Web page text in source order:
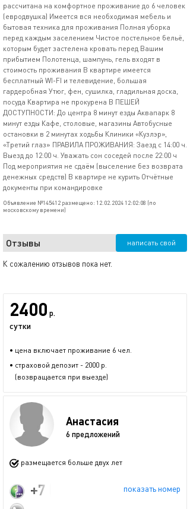
рассчитана на комфортное проживание до 6 человек
(евродвушка) Имеется вся необходимая мебель и
бытовая техника для проживания Полная уборка
перед каждым заселением Чистое постельное бельё,
которым будет застелена кровать перед Вашим
прибытием Полотенца, шампунь, гель входят в
стоимость проживания В квартире имеется
бесплатный WI-FI и телевидение, большая
гардеробная Утюг, фен, сушилка, гладильная доска,
посуда Квартира не прокурена В ПЕШЕЙ
ДОСТУПНОСТИ: До центра 8 минут езды Аквапарк 8
минут езды Кафе, столовые, магазины Автобусные
остановки в 2 минутах ходьбы Клиники «Кузлэр»,
«Третий глаз» ПРАВИЛА ПРОЖИВАНИЯ: Заезд с 14:00 ч.
Выезд до 12:00 ч. Уважать сон соседей после 22:00 ч
Под мероприятия не сдаём (выселение без возврата
денежных средств) В квартире не курить Отчётные
документы при командировке
Объявление №145412 размещено: 12.02.2024 12:02:08 (по
московскому времени)
Отзывы написать свой
К сожалению отзывов пока нет.
2400 р.
сутки
• цена включает проживание 6 чел.
• страховой депозит - 2000 р.
(возвращается при выезде)
Анастасия
6 предложений
размещается больше двух лет
показать номер
+7 (986) 918-75-46